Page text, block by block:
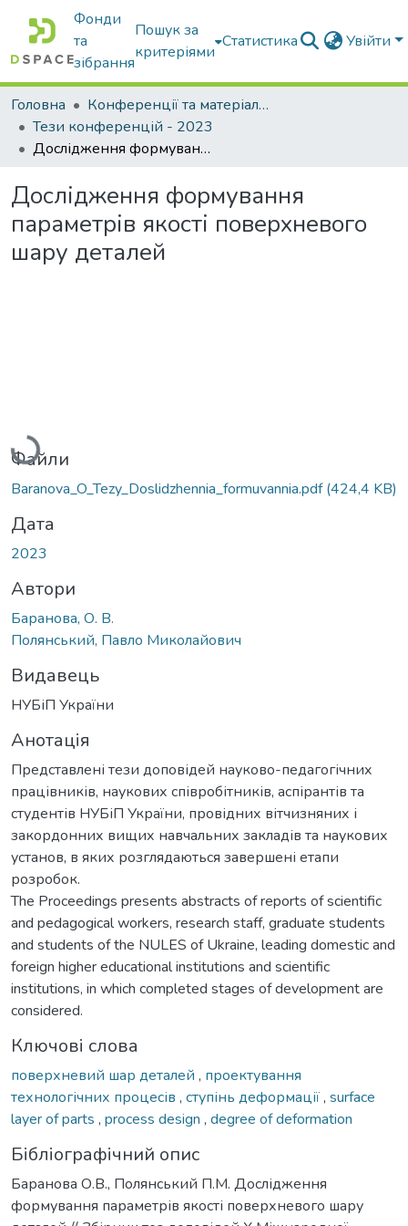
Фонди
та
зібрання
Пошук за
критеріями
Статистика Увійти
Головна
Конференції та матеріали конференцій
Тези конференцій - 2023
Дослідження формування параметрів якості поверхневого шару деталей
Дослідження формування
параметрів якості поверхневого
шару деталей
Вантажиться...
Файли
Baranova_O_Tezy_Doslidzhennia_formuvannia.pdf(424,4 KB)
Дата
2023
Автори
Баранова, О. В.
Полянський, Павло Миколайович
Видавець
НУБіП України
Анотація
Представлені тези доповідей науково-педагогічних
працівників, наукових співробітників, аспірантів та
студентів НУБіП України, провідних вітчизняних і
закордонних вищих навчальних закладів та наукових
установ, в яких розглядаються завершені етапи
розробок.
The Proceedings presents abstracts of reports of scientific
and pedagogical workers, research staff, graduate students
and students of the NULES of Ukraine, leading domestic and
foreign higher educational institutions and scientific
institutions, in which completed stages of development are
considered.
Ключові слова
поверхневий шар деталей , проектування
технологічних процесів , ступінь деформації, surface
layer of parts , process design , degree of deformation
Бібліографічний опис
Баранова О.В., Полянський П.М. Дослідження
формування параметрів якості поверхневого шару